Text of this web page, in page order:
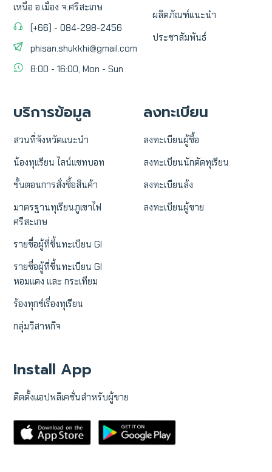
เหนือ อ.เมือง จ.ศรีสะเกษ
(+66) - 084-298-2456
phisan.shukkhi@gmail.com
8:00 - 16:00, Mon - Sun
ผลิตภัณฑ์แนะนำ
ประชาสัมพันธ์
บริการข้อมูล
สวนที่จังหวัดแนะนำ
น้องทุเเรียน ไลน์แชทบอท
ขั้นตอนการสั่งซื้อสินค้า
มาตรฐานทุเรียนภูเขาไฟ
ศรีสะเกษ
รายชื่อผู้ที่ขึ้นทะเบียน GI
รายชื่อผู้ที่ขึ้นทะเบียน GI
หอมแดง และ กระเทียม
ร้องทุกข์เรื่องทุเรียน
กลุ่มวิสาหกิจ
ลงทะเบียน
ลงทะเบียนผู้ซื้อ
ลงทะเบียนนักตัดทุเรียน
ลงทะเบียนล้ง
ลงทะเบียนผู้ขาย
Install App
ติดตั้งแอปพลิเคชั่นสำหรับผู้ขาย